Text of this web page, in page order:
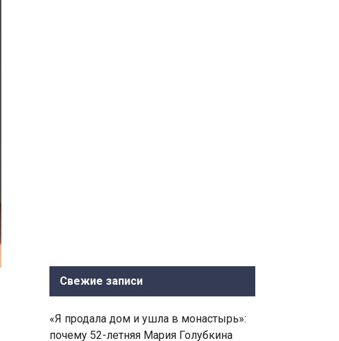
Свежие записи
«Я продала дом и ушла в монастырь»:
почему 52-летняя Мария Голубкина